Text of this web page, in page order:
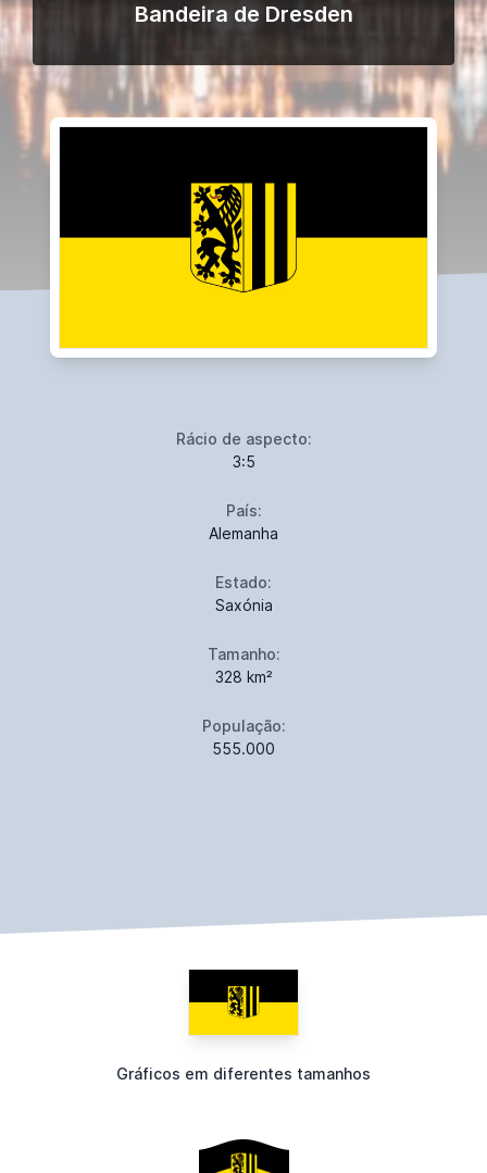
Bandeira de Dresden
Rácio de aspecto:
3:5
País:
Alemanha
Estado:
Saxónia
Tamanho:
328 km²
População:
555.000
Gráficos em diferentes tamanhos